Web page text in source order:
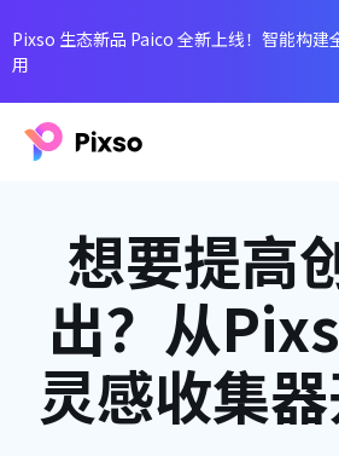
Pixso 生态新品 Paico 全新上线！智能构建
用
想要提高
出？从
灵感收集器